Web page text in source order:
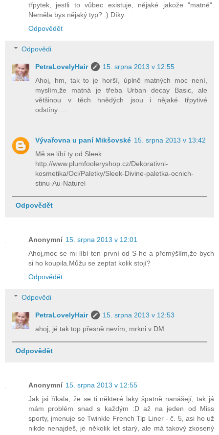
třpytek, jestli to vůbec existuje, nějaké jakože "matné".
Neměla bys nějaký typ? :) Díky.
Odpovědět
Odpovědi
PetraLovelyHair
15. srpna 2013 v 12:55
Ahoj, hm, tak to je horší, úplně matných moc není,
myslím,že matná je třeba Urban decay Basic, ale
většinou v těch hnědých jsou i nějaké třpytivé
odstíny.....
Vývařovna u paní Mikšovské 15. srpna 2013 v 13:42
Mě se líbí ty od Sleek:
http://www.plumfooleryshop.cz/Dekorativni-
kosmetika/Oci/Paletky/Sleek-Divine-paletka-ocnich-
stinu-Au-Naturel
Odpovědět
Anonymní 15. srpna 2013 v 12:01
Ahoj,moc se mi líbí ten první od S-he a přemýšlím,že bych
si ho koupila.Můžu se zeptat kolik stojí?
Odpovědět
Odpovědi
PetraLovelyHair
15. srpna 2013 v 12:53
ahoj, jé tak top přesně nevím, mrkni v DM
Odpovědět
Anonymní 15. srpna 2013 v 12:55
Jak jsi říkala, že se ti některé laky špatně nanášejí, tak já
mám problém snad s každým :D až na jeden od Miss
sporty, jmenuje se Twinkle French Tip Liner - č. 5, asi ho už
nikde nenajdeš, je několik let starý, ale má takový zkosený